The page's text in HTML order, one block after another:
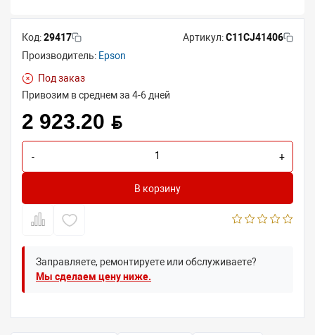
Код:29417 Артикул:C11CJ41406
Производитель: Epson
Под заказ
Привозим в среднем за 4-6 дней
2 923.20 BYN
- +
В корзину
Заправляете, ремонтируете или обслуживаете?
Мы сделаем цену ниже.